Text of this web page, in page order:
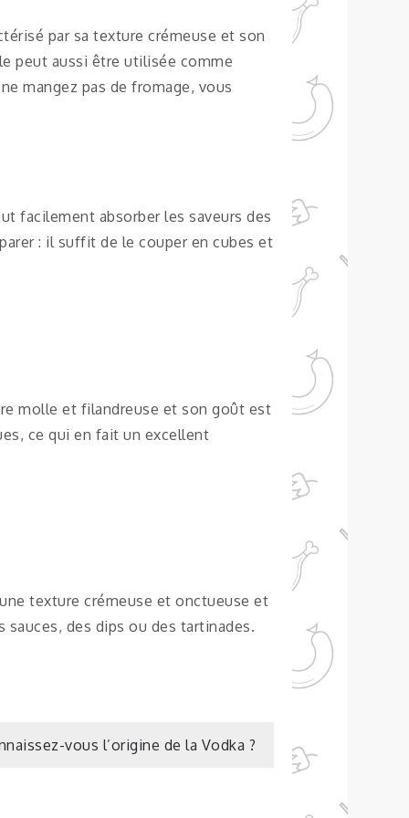
par sa texture crémeuse et son
peut aussi être utilisée comme
mangez pas de fromage, vous
facilement absorber les saveurs des
: il suffit de le couper en cubes et
molle et filandreuse et son goût est
ce qui en fait un excellent
texture crémeuse et onctueuse et
des dips ou des tartinades.
vous l’origine de la Vodka ?